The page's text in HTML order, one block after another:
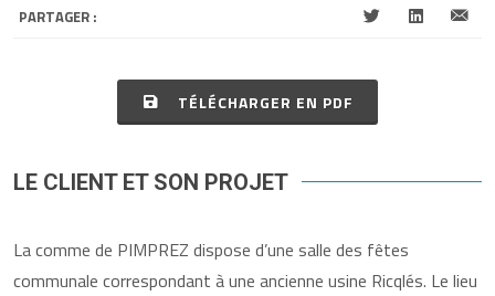
PARTAGER :
TÉLÉCHARGER EN PDF
LE CLIENT ET SON PROJET
La comme de PIMPREZ dispose d’une salle des fêtes
communale correspondant à une ancienne usine Ricqlés. Le lieu